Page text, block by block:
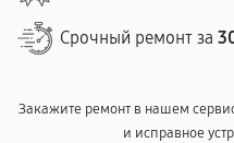
Срочный ремонт за
Закажите ремонт в нашем
и исправное